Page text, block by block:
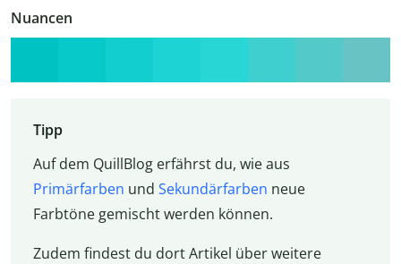
Nuancen
Tipp
Auf dem QuillBlog erfährst du, wie aus
Primärfarben und Sekundärfarben neue
Farbtöne gemischt werden können.
Zudem findest du dort Artikel über weitere